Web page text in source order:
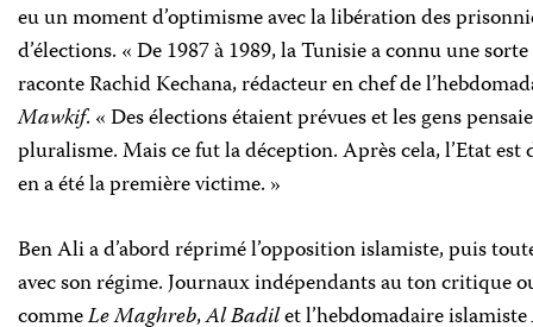
eu un moment d’optimisme avec la libération des
d’élections. « De 1987 à 1989, la Tunisie a connu une
raconte Rachid Kechana, rédacteur en chef de
Mawkif. « Des élections étaient prévues et les gens
pluralisme. Mais ce fut la déception. Après cela, l’Etat
en a été la première victime. »
Ben Ali a d’abord réprimé l’opposition islamiste, puis
avec son régime. Journaux indépendants au ton critique
commeLe Maghreb,Al Badilet l’hebdomadaire islamiste